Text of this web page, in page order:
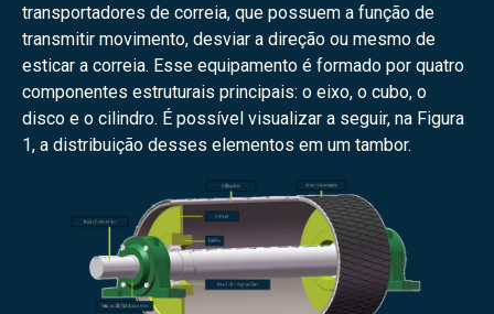
transportadores de correia, que possuem a função de
transmitir movimento, desviar a direção ou mesmo de
esticar a correia. Esse equipamento é formado por quatro
componentes estruturais principais: o eixo, o cubo, o
disco e o cilindro. É possível visualizar a seguir, na Figura
1, a distribuição desses elementos em um tambor.